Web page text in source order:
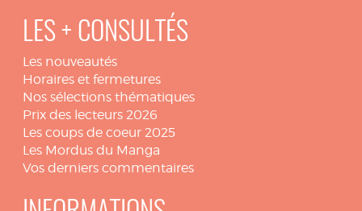
LES + CONSULTÉS
Les nouveautés
Horaires et fermetures
Nos sélections thématiques
Prix des lecteurs 2026
Les coups de coeur 2025
Les Mordus du Manga
Vos derniers commentaires